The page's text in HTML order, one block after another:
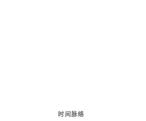
时间脉络